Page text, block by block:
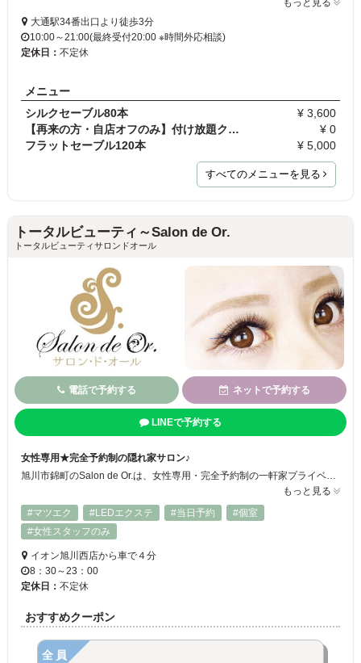
もっと見る
大通駅34番出口より徒歩3分
10:00～21:00(最終受付20:00 ※時間外応相談)
定休日： 不定休
メニュー
シルクセーブル80本
¥ 3,600
【再来の方・自店オフのみ】付け放題クーポンご利用…
¥ 0
フラットセーブル120本
¥ 5,000
すべてのメニューを見る
トータルビューティ～Salon de Or.
トータルビューティサロンドオール
電話で予約する ネットで予約する
LINEで予約する
女性専用★完全予約制の隠れ家サロン♪
旭川市錦町のSalon de Or.は、女性専用・完全予約制の一軒家プライベートサロン。1ベッドの貸切空間で、自分だけの癒し時間を満喫できます。LEDまつエクやLEDエクステパーマは、UVを放出しない目元にやさしい施術。カラー・ジュエリーエクステも取扱いあり◎美容整体ではハイパーナイフで深部にアプローチし、むくみ・疲れ・姿勢改善もサポート。朝8:30〜夜23時まで営業しているので忙しい方にも◎
もっと見る
#マツエク
#LEDエクステ #当日予約
#個室
#女性スタッフのみ
イオン旭川西店から車で４分
8：30～23：00
定休日： 不定休
おすすめクーポン
全員